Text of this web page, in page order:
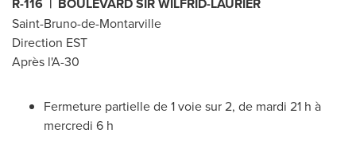
Saint-Bruno-de-Montarville
Direction EST
Après l'A-30
Fermeture partielle de 1 voie sur 2, de mardi 21 h à
mercredi 6 h